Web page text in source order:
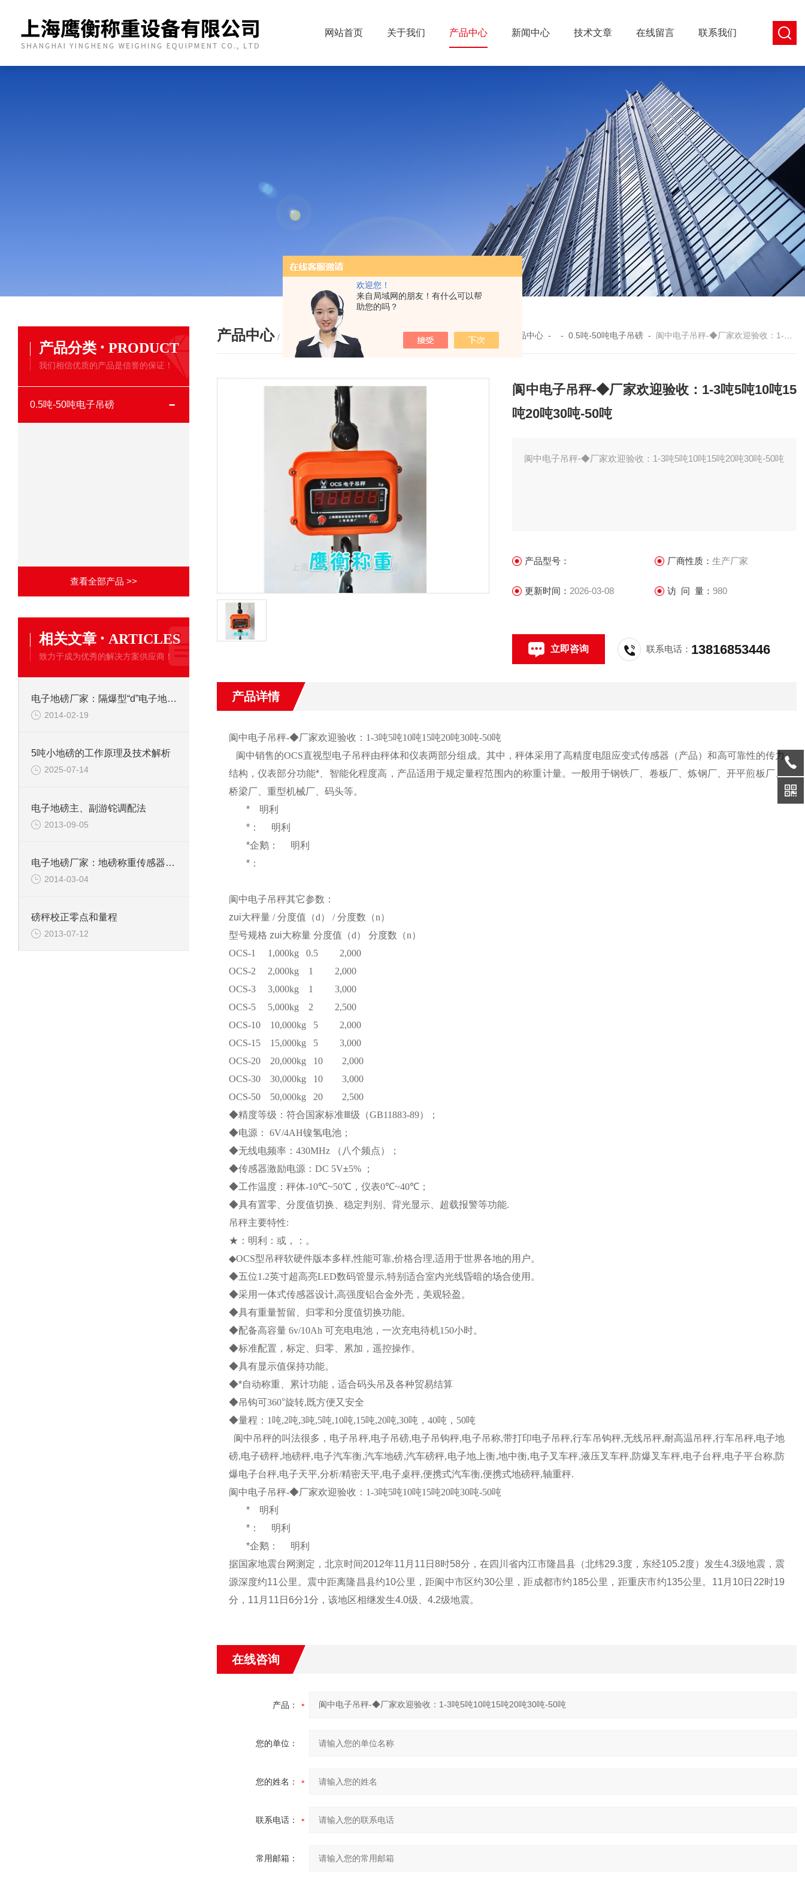
欢迎您！
来自局域网的朋友！有什么可以帮
助您的吗？
网站首页 关于我们 产品中心 新闻中心 技术文章 在线留言 联系我们
产品分类 · PRODUCT
我们相信优质的产品是信誉的保证！
0.5吨-50吨电子吊磅
查看全部产品 >>
相关文章 · ARTICLES
致力于成为优秀的解决方案供应商！
电子地磅厂家：隔爆型“d”电子地磅GB3836.2-2000标准要求
2014-02-19
5吨小地磅的工作原理及技术解析
2025-07-14
电子地磅主、副游铊调配法
2013-09-05
电子地磅厂家：地磅称重传感器的防潮以及耐用性介绍
2014-03-04
磅秤校正零点和量程
2013-07-12
产品中心 / PRODUCTS 您的位置：首页 - 产品中心 - -0.5吨-50吨电子吊磅 - 阆中电子吊秤-◆厂家欢迎验收：1-3吨5吨10吨15吨20吨30吨-50吨
阆中电子吊秤-◆厂家欢迎验收：1-3吨5吨10吨15
吨20吨30吨-50吨
阆中电子吊秤-◆厂家欢迎验收：1-3吨5吨10吨15吨20吨30吨-50吨
产品型号： 厂商性质： 生产厂家
更新时间： 2026-03-08 访 问 量： 980
立即咨询 联系电话： 13816853446
产品详情
阆中电子吊秤-◆厂家欢迎验收： 1-3吨5吨10吨15吨20吨30吨-50吨
阆中销售的OCS直视型电子吊秤由秤体和仪表两部分组成。其中，秤体采用了高精度电阻应变式传感器（产品）和高可靠性的传力
结构，仪表部分功能*、智能化程度高，产品适用于规定量程范围内的称重计量。一般用于钢铁厂、卷板厂、炼钢厂、开平煎板厂、
桥梁厂、重型机械厂、码头等。
*
明利
*：
明利
*企鹅：
明利
*：
阆中电子吊秤其它参数：
zui大秤量/分度值（d） /分度数（n）
型号规格 zui大称量 分度值（d） 分度数（n）
OCS-1
1,000kg 0.5
2,000
OCS-2
2,000kg 1
2,000
OCS-3
3,000kg 1
3,000
OCS-5
5,000kg 2
2,500
OCS-10
10,000kg 5
2,000
OCS-15
15,000kg 5
3,000
OCS-20
20,000kg 10
2,000
OCS-30
30,000kg 10
3,000
OCS-50
50,000kg 20
2,500
◆精度等级：符合国家标准Ⅲ级（GB11883-89）；
◆电源：
6V/4AH镍氢电池；
◆无线电频率： 430MHz
（八个频点）；
◆传感器激励电源： DC 5V±5%
；
◆工作温度：秤体-10℃~50℃ ，仪表0℃~40℃；
◆具有置零、分度值切换、稳定判别、背光显示、超载报警等功能.
吊秤主要特性:
★：明利： 或， ： 。
◆OCS型吊秤软硬件版本多样,性能可靠,价格合理,适用于世界各地的用户。
◆五位1.2英寸超高亮LED数码管显示,特别适合室内光线昏暗的场合使用。
◆采用一体式传感器设计,高强度铝合金外壳，美观轻盈。
◆具有重量暂留、归零和分度值切换功能。
◆配备高容量6v/10Ah 可充电电池，一次充电待机150小时。
◆标准配置，标定、归零、累加，遥控操作。
◆具有显示值保持功能。
◆*自动称重、累计功能，适合码头吊及各种贸易结算
◆吊钩可360°旋转,既方便又安全
◆量程： 1 吨,2吨,3吨,5吨,10吨,15吨,20吨,30吨， 40吨， 50吨
阆中吊秤的叫法很多，电子吊秤,电子吊磅,电子吊钩秤,电子吊称,带打印电子吊秤,行车吊钩秤,无线吊秤,耐高温吊秤,行车吊秤,电子地
磅,电子磅秤,地磅秤,电子汽车衡,汽车地磅,汽车磅秤,电子地上衡,地中衡,电子叉车秤,液压叉车秤,防爆叉车秤,电子台秤,电子平台称,防
爆电子台秤,电子天平,分析/精密天平,电子桌秤,便携式汽车衡,便携式地磅秤,轴重秤.
阆中电子吊秤-◆厂家欢迎验收： 1-3吨5吨10吨15吨20吨30吨-50吨
*
明利
*：
明利
*企鹅：
明利
据国家地震台网测定，北京时间2012年11 月 11 日 8时58分 ，在四川省内江市隆昌县（北纬29.3度，东经105.2度） 发生4.3级地震，震
源深度约11公里 。震中距离隆昌县约10公里 ，距阆中市区约30公里 ，距成都市约185公里 ，距重庆市约135公里 。 11 月 10日 22时19
分 ， 11 月 11 日 6分1分，该地区相继发生4.0级、 4.2级地震。
在线咨询
产品：
您的单位：
您的姓名：
联系电话：
常用邮箱：